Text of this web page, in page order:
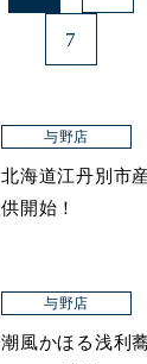
7
与野店
北海道江丹別市
供開始！
与野店
潮風かほる浅利